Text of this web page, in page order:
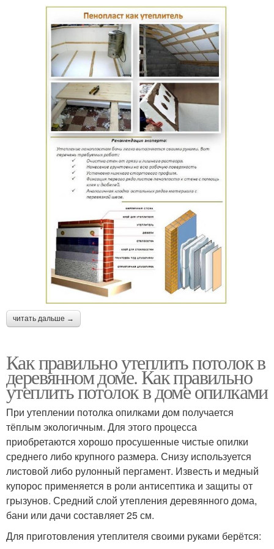
читать дальше →
Как правильно утеплить потолок в
деревянном доме. Как правильно
утеплить потолок в доме опилками
При утеплении потолка опилками дом получается
тёплым экологичным. Для этого процесса
приобретаются хорошо просушенные чистые опилки
среднего либо крупного размера. Снизу используется
листовой либо рулонный пергамент. Известь и медный
купорос применяется в роли антисептика и защиты от
грызунов. Средний слой утепления деревянного дома,
бани или дачи составляет 25 см.
Для приготовления утеплителя своими руками берётся: